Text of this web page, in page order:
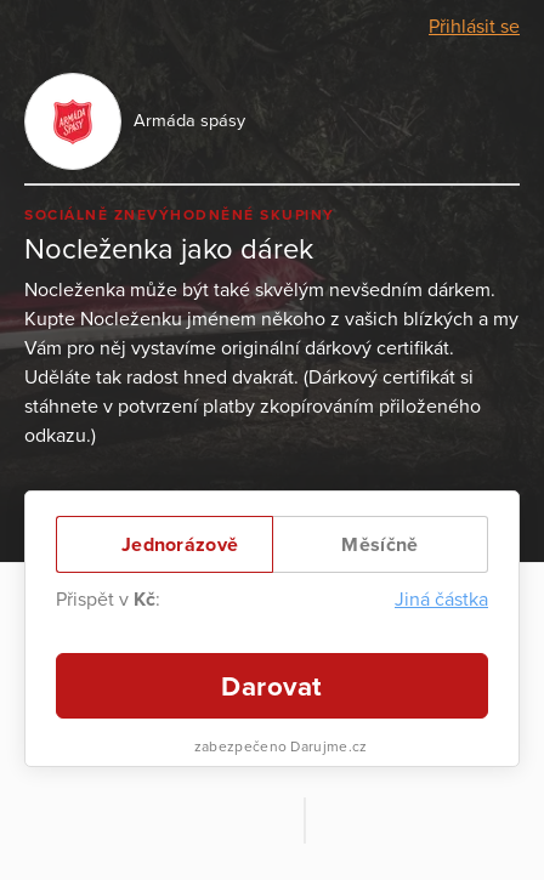
Přihlásit se
Armáda spásy
SOCIÁLNĚ ZNEVÝHODNĚNÉ SKUPINY
Nocleženka jako dárek
Nocleženka může být také skvělým nevšedním dárkem.
Kupte Nocleženku jménem někoho z vašich blízkých a my
Vám pro něj vystavíme originální dárkový certifikát.
Uděláte tak radost hned dvakrát. (Dárkový certifikát si
stáhnete v potvrzení platby zkopírováním přiloženého
odkazu.)
Jednorázově Měsíčně
Přispět v Kč: Jiná částka
Darovat
zabezpečeno Darujme.cz